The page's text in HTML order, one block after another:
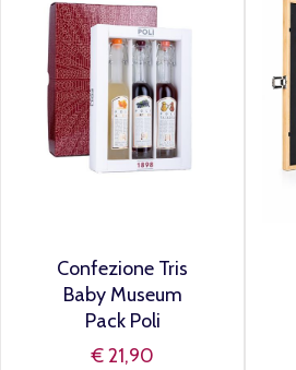
Confezione Tris
Baby Museum
Pack Poli
€ 21,90